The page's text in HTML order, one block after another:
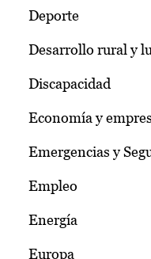
Deporte
Desarrollo rural y
Discapacidad
Economía y
Emergencias y
Empleo
Energía
Europa